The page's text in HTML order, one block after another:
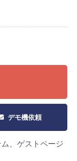
デモ機依頼
、ゲストページ